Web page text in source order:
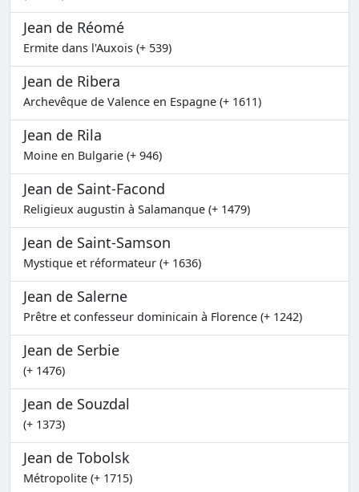
Jean de Réomé
Ermite dans l'Auxois (+ 539)
Jean de Ribera
Archevêque de Valence en Espagne (+ 1611)
Jean de Rila
Moine en Bulgarie (+ 946)
Jean de Saint-Facond
Religieux augustin à Salamanque (+ 1479)
Jean de Saint-Samson
Mystique et réformateur (+ 1636)
Jean de Salerne
Prêtre et confesseur dominicain à Florence (+ 1242)
Jean de Serbie
(+ 1476)
Jean de Souzdal
(+ 1373)
Jean de Tobolsk
Métropolite (+ 1715)